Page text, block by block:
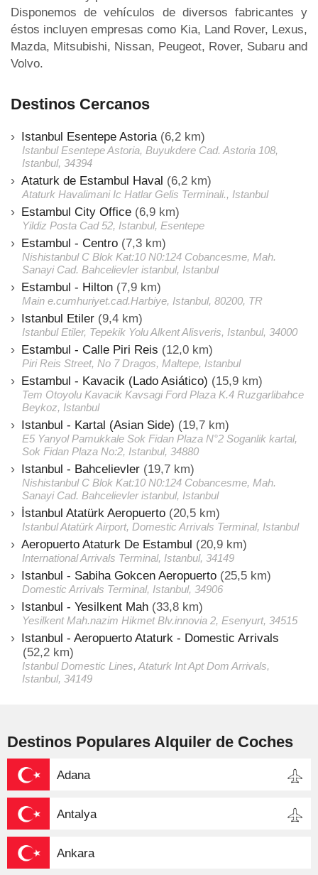
Disponemos de vehículos de diversos fabricantes y
éstos incluyen empresas como Kia, Land Rover, Lexus,
Mazda, Mitsubishi, Nissan, Peugeot, Rover, Subaru and
Volvo.
Destinos Cercanos
Istanbul Esentepe Astoria (6,2 km)
Istanbul Esentepe Astoria, Buyukdere Cad. Astoria 108,
Istanbul, 34394
Ataturk de Estambul Haval (6,2 km)
Ataturk Havalimani Ic Hatlar Gelis Terminali., Istanbul
Estambul City Office (6,9 km)
Yildiz Posta Cad 52, Istanbul, Esentepe
Estambul - Centro (7,3 km)
Nishistanbul C Blok Kat:10 N0:124 Cobancesme, Mah.
Sanayi Cad. Bahcelievler istanbul, Istanbul
Estambul - Hilton (7,9 km)
Main e.cumhuriyet.cad.Harbiye, Istanbul, 80200, TR
Istanbul Etiler (9,4 km)
Istanbul Etiler, Tepekik Yolu Alkent Alisveris, Istanbul, 34000
Estambul - Calle Piri Reis (12,0 km)
Piri Reis Street, No 7 Dragos, Maltepe, Istanbul
Estambul - Kavacik (Lado Asiático) (15,9 km)
Tem Otoyolu Kavacik Kavsagi Ford Plaza K.4 Ruzgarlibahce
Beykoz, Istanbul
Istanbul - Kartal (Asian Side) (19,7 km)
E5 Yanyol Pamukkale Sok Fidan Plaza N°2 Soganlik kartal,
Sok Fidan Plaza No:2, Istanbul, 34880
Istanbul - Bahcelievler (19,7 km)
Nishistanbul C Blok Kat:10 N0:124 Cobancesme, Mah.
Sanayi Cad. Bahcelievler istanbul, Istanbul
İstanbul Atatürk Aeropuerto (20,5 km)
Istanbul Atatürk Airport, Domestic Arrivals Terminal, Istanbul
Aeropuerto Ataturk De Estambul (20,9 km)
International Arrivals Terminal, Istanbul, 34149
Istanbul - Sabiha Gokcen Aeropuerto (25,5 km)
Domestic Arrivals Terminal, Istanbul, 34906
Istanbul - Yesilkent Mah (33,8 km)
Yesilkent Mah.nazim Hikmet Blv.innovia 2, Esenyurt, 34515
Istanbul - Aeropuerto Ataturk - Domestic Arrivals
(52,2 km)
Istanbul Domestic Lines, Ataturk Int Apt Dom Arrivals,
Istanbul, 34149
Destinos Populares Alquiler de Coches
Adana
Antalya
Ankara